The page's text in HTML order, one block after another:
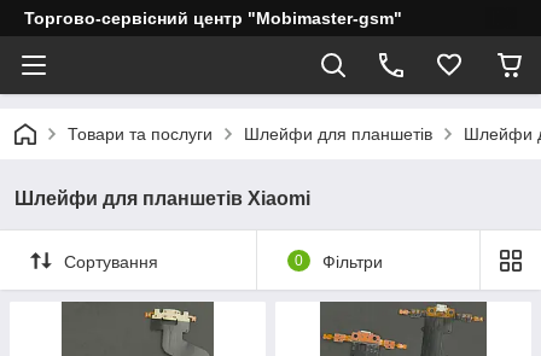
Торгово-сервісний центр "Mobimaster-gsm"
Товари та послуги Шлейфи для планшетів Шлейфи
Шлейфи для планшетів Xiaomi
Сортування 0 Фільтри